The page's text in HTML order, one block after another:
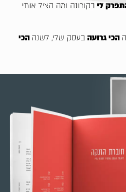
ליבקורונה ומה הציל אותי
הכי גרועהבעסק שלי, לשנה הכי